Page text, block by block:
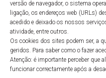
versão de navegador, o sistema
ligação, os endereços web (URLs)
acedido e deixado os nossos
atividade, entre outros.
Os cookies dos sites podem ser, a
geridos. Para saber como o fazer
Atenção: é importante perceber que
funcionar correctamente após a